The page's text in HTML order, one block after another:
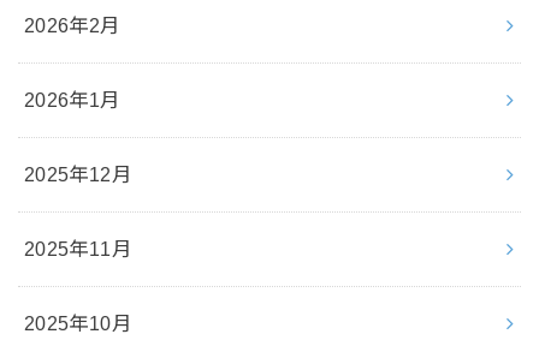
2026年2月
2026年1月
2025年12月
2025年11月
2025年10月